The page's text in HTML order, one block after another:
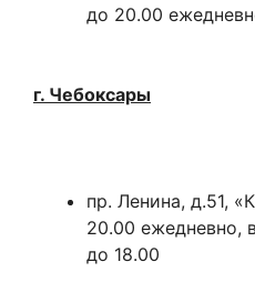
до 20.00
г. Чебоксары
пр. Ленина, д.51,
20.00 ежедневно,
до 18.00